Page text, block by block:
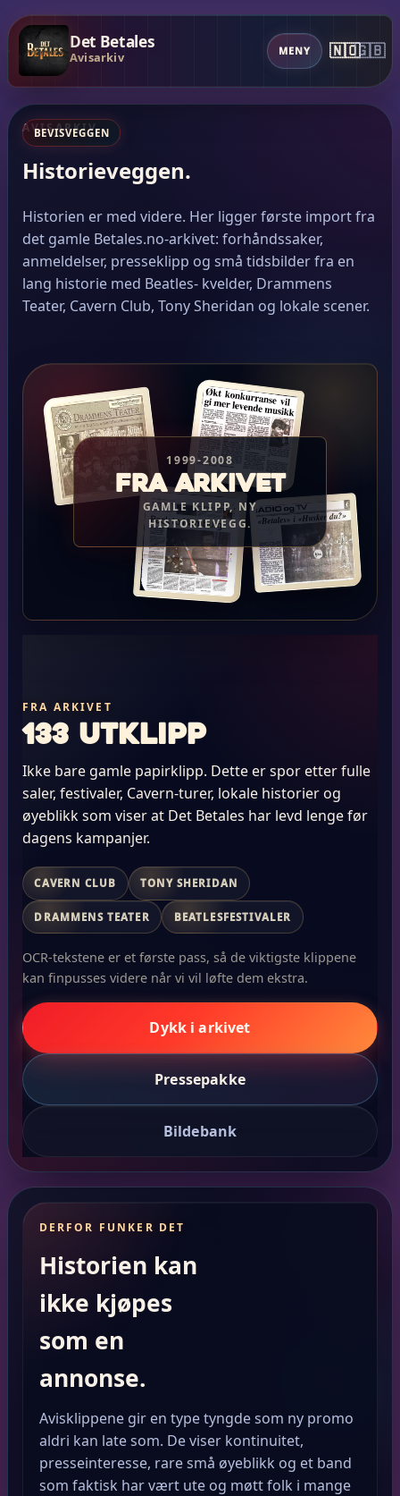
Det Betales
Avisarkiv MENY 🇳🇴🇬🇧
AVISARKIV
Historieveggen.
Historien er med videre. Her ligger første import fra
det gamle Betales.no-arkivet: forhåndssaker,
anmeldelser, presseklipp og små tidsbilder fra en
lang historie med Beatles- kvelder, Drammens
Teater, Cavern Club, Tony Sheridan og lokale scener.
1999-2008
Fra arkivet
GAMLE KLIPP, NY
HISTORIEVEGG.
BEVISVEGGEN
FRA ARKIVET
133 utklipp
Ikke bare gamle papirklipp. Dette er spor etter fulle
saler, festivaler, Cavern-turer, lokale historier og
øyeblikk som viser at Det Betales har levd lenge før
dagens kampanjer.
CAVERN CLUB TONY SHERIDAN
DRAMMENS TEATER BEATLESFESTIVALER
OCR-tekstene er et første pass, så de viktigste klippene
kan finpusses videre når vi vil løfte dem ekstra.
Dykk i arkivet
Pressepakke
Bildebank
DERFOR FUNKER DET
Historien kan
ikke kjøpes
som en
annonse.
Avisklippene gir en type tyngde som ny promo
aldri kan late som. De viser kontinuitet,
presseinteresse, rare små øyeblikk og et band
som faktisk har vært ute og møtt folk i mange